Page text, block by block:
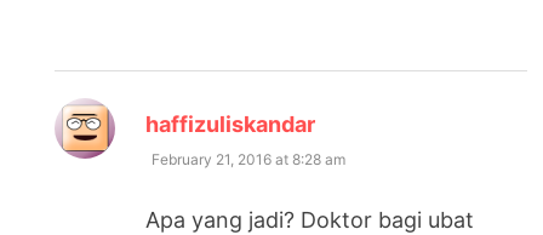
haffizuliskandar
February 21, 2016 at 8:28 am
Apa yang jadi? Doktor bagi ubat